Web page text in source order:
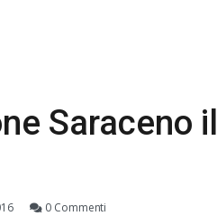
Saraceno
0 Commenti